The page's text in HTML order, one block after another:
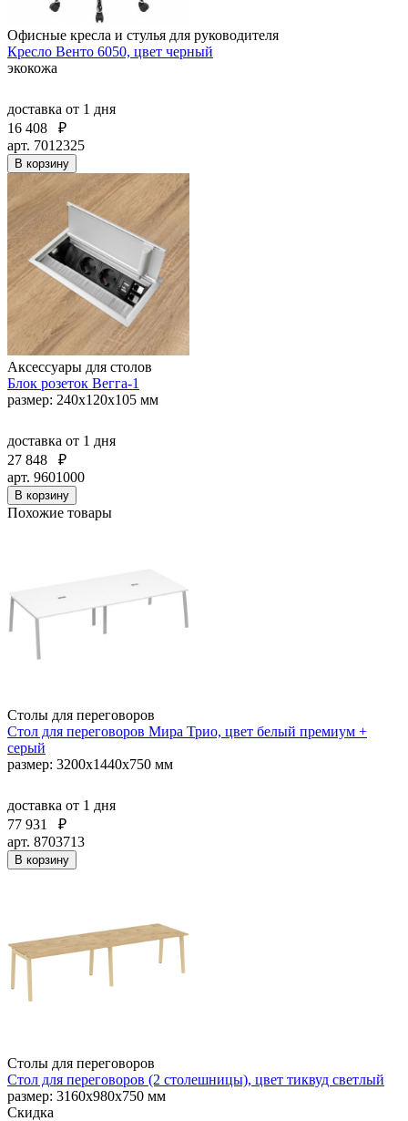
Офисные кресла и стулья для руководителя
Кресло Венто 6050, цвет черный
экокожа
доставка от 1 дня
16 408
₽
арт. 7012325
В корзину
Аксессуары для столов
Блок розеток Вегга-1
размер: 240х120х105 мм
доставка от 1 дня
27 848
₽
арт. 9601000
В корзину
Похожие товары
Столы для переговоров
Стол для переговоров Мира Трио, цвет белый премиум +
серый
размер: 3200x1440x750 мм
доставка от 1 дня
77 931
₽
арт. 8703713
В корзину
Столы для переговоров
Стол для переговоров (2 столешницы), цвет тиквуд светлый
размер: 3160х980х750 мм
Скидка